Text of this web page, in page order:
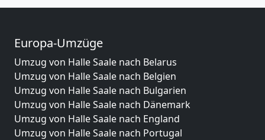
Europa-Umzüge
Umzug von Halle Saale nach Belarus
Umzug von Halle Saale nach Belgien
Umzug von Halle Saale nach Bulgarien
Umzug von Halle Saale nach Dänemark
Umzug von Halle Saale nach England
Umzug von Halle Saale nach Portugal